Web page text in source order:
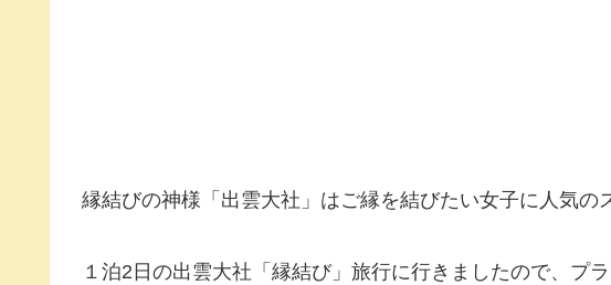
縁結びの神様「出雲大社」はご縁を結びたい女子に人気の
１泊2日の出雲大社「縁結び」旅行に行きましたので、プ